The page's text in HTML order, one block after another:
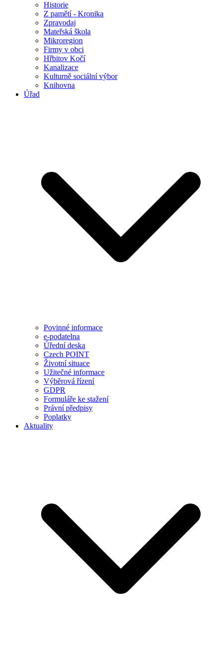
Historie
Z pamětí - Kronika
Zpravodaj
Mateřská škola
Mikroregion
Firmy v obci
Hřbitov Kočí
Kanalizace
Kulturně sociální výbor
Knihovna
Úřad
Povinné informace
e-podatelna
Úřední deska
Czech POINT
Životní situace
Užitečné informace
Výběrová řízení
GDPR
Formuláře ke stažení
Právní předpisy
Poplatky
Aktuality